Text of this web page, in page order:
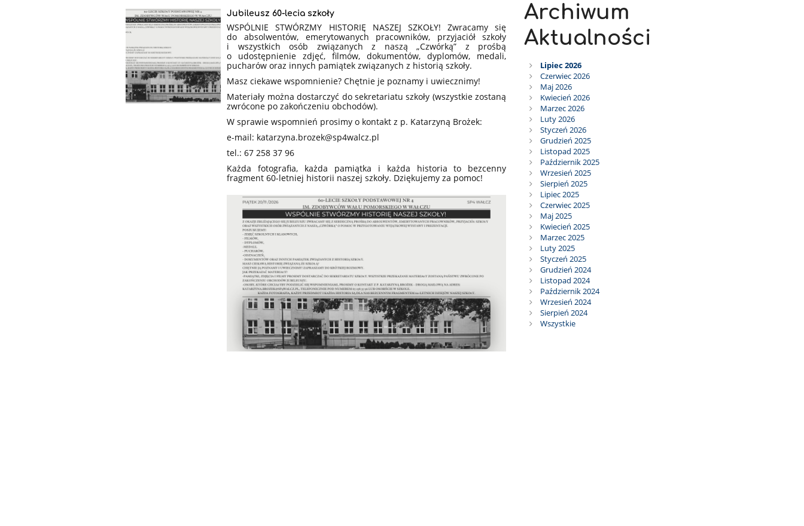
Jubileusz 60-lecia szkoły
WSPÓLNIE STWÓRZMY HISTORIĘ NASZEJ SZKOŁY!Zwracamy się
do absolwentów, emerytowanych pracowników, przyjaciół szkoły
i wszystkich osób związanych z naszą „Czwórką” z prośbą
o udostępnienie zdjęć, filmów, dokumentów, dyplomów, medali,
pucharów oraz innych pamiątek związanych z historią szkoły.
Masz ciekawe wspomnienie? Chętnie je poznamy i uwiecznimy!
Materiały można dostarczyć do sekretariatu szkoły (wszystkie zostaną
zwrócone po zakończeniu obchodów).
W sprawie wspomnień prosimy o kontakt z p. Katarzyną Brożek:
e-mail: katarzyna.brozek@sp4walcz.pl
tel.: 67 258 37 96
Każda fotografia, każda pamiątka i każda historia to bezcenny
fragment 60-letniej historii naszej szkoły. Dziękujemy za pomoc!
Archiwum
Aktualności
Lipiec 2026
Czerwiec 2026
Maj 2026
Kwiecień 2026
Marzec 2026
Luty 2026
Styczeń 2026
Grudzień 2025
Listopad 2025
Październik 2025
Wrzesień 2025
Sierpień 2025
Lipiec 2025
Czerwiec 2025
Maj 2025
Kwiecień 2025
Marzec 2025
Luty 2025
Styczeń 2025
Grudzień 2024
Listopad 2024
Październik 2024
Wrzesień 2024
Sierpień 2024
Wszystkie